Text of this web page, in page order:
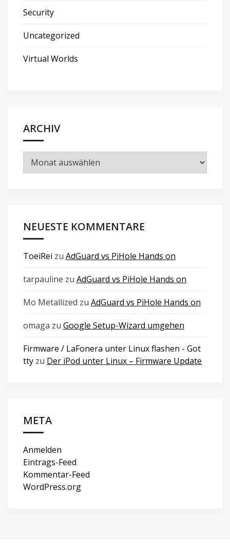
Security
Uncategorized
Virtual Worlds
ARCHIV
Archiv
NEUESTE KOMMENTARE
ToeiRei zu AdGuard vs PiHole Hands on
tarpauline zu AdGuard vs PiHole Hands on
Mo Metallized zu AdGuard vs PiHole Hands on
omaga zu Google Setup-Wizard umgehen
Firmware / LaFonera unter Linux flashen - Got
tty zu Der iPod unter Linux – Firmware Update
META
Anmelden
Eintrags-Feed
Kommentar-Feed
WordPress.org